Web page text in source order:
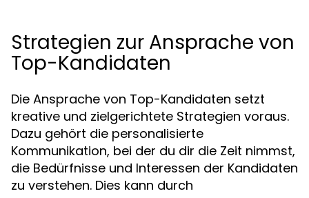
Strategien zur Ansprache von
Top-Kandidaten
Die Ansprache von Top-Kandidaten setzt
kreative und zielgerichtete Strategien voraus.
Dazu gehört die personalisierte
Kommunikation, bei der du dir die Zeit nimmst,
die Bedürfnisse und Interessen der Kandidaten
zu verstehen. Dies kann durch